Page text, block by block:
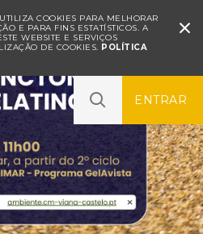
COOKIES PARA MELHORAR
E PARA FINS ESTATÍSTICOS. A
WEBSITE E SERVIÇOS
DE COOKIES. POLÍTICA

ENTRAR